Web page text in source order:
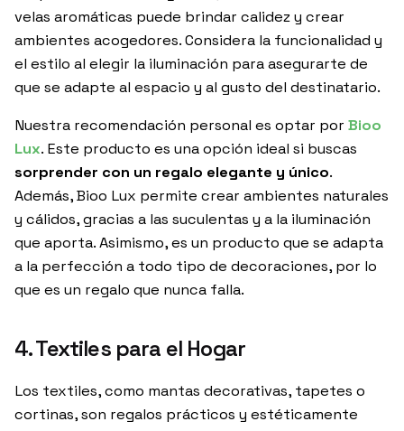
velas aromáticas puede brindar calidez y crear
ambientes acogedores. Considera la funcionalidad y
el estilo al elegir la iluminación para asegurarte de
que se adapte al espacio y al gusto del destinatario.
Nuestra recomendación personal es optar por Bioo
Lux. Este producto es una opción ideal si buscas
sorprender con un regalo elegante y único.
Además, Bioo Lux permite crear ambientes naturales
y cálidos, gracias a las suculentas y a la iluminación
que aporta. Asimismo, es un producto que se adapta
a la perfección a todo tipo de decoraciones, por lo
que es un regalo que nunca falla.
4. Textiles para el Hogar
Los textiles, como mantas decorativas, tapetes o
cortinas, son regalos prácticos y estéticamente